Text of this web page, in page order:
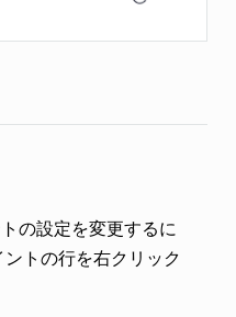
の設定を変更するに
トの行を右クリック